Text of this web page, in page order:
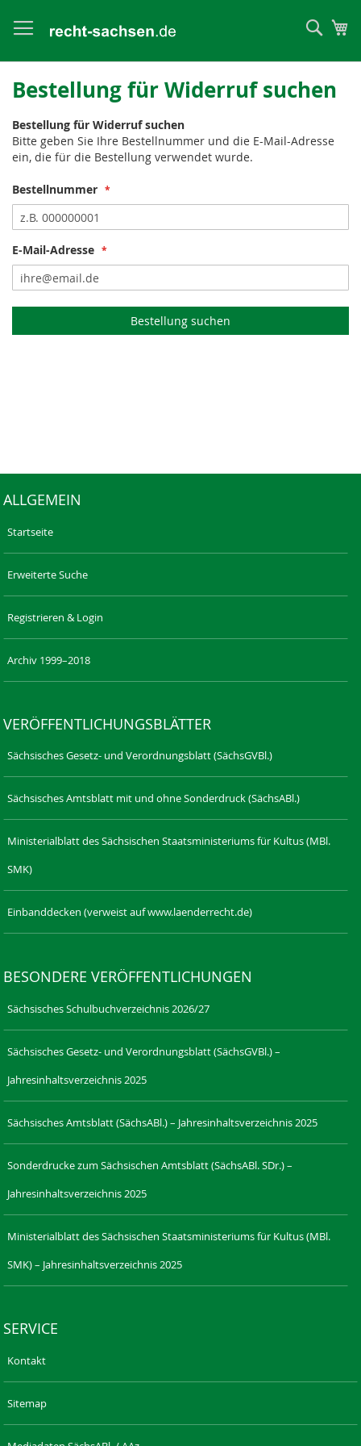
Bestellung für Widerruf suchen
Bestellung für Widerruf suchen
Bitte geben Sie Ihre Bestellnummer und die E-Mail-Adresse
ein, die für die Bestellung verwendet wurde.
Bestellnummer
E-Mail-Adresse
Bestellung suchen
ALLGEMEIN
Startseite
Erweiterte Suche
Registrieren & Login
Archiv 1999–2018
VERÖFFENTLICHUNGSBLÄTTER
Sächsisches Gesetz- und Verordnungsblatt (SächsGVBl.)
Sächsisches Amtsblatt mit und ohne Sonderdruck (SächsABl.)
Ministerialblatt des Sächsischen Staatsministeriums für Kultus (MBl.
SMK)
Einbanddecken (verweist auf www.laenderrecht.de)
BESONDERE VERÖFFENTLICHUNGEN
Sächsisches Schulbuchverzeichnis 2026/27
Sächsisches Gesetz- und Verordnungsblatt (SächsGVBl.) –
Jahresinhaltsverzeichnis 2025
Sächsisches Amtsblatt (SächsABl.) – Jahresinhaltsverzeichnis 2025
Sonderdrucke zum Sächsischen Amtsblatt (SächsABl. SDr.) –
Jahresinhaltsverzeichnis 2025
Ministerialblatt des Sächsischen Staatsministeriums für Kultus (MBl.
SMK) – Jahresinhaltsverzeichnis 2025
SERVICE
Kontakt
Sitemap